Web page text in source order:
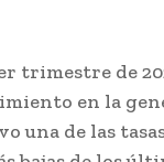
trimestre de
en la
una de las